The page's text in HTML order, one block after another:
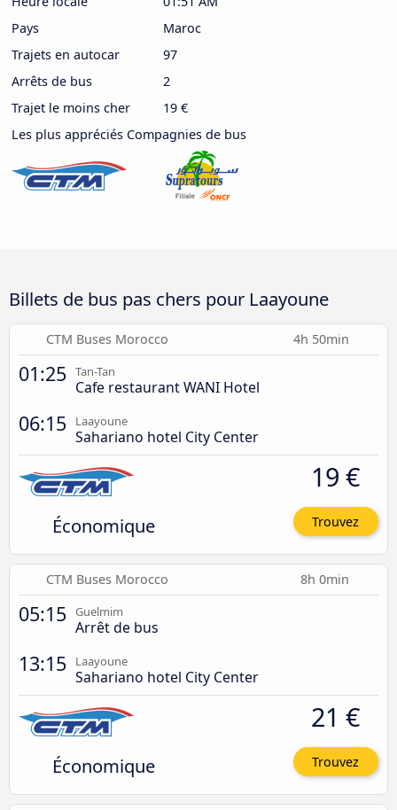
Pays
Maroc
Trajets en autocar
97
Arrêts de bus
2
Trajet le moins cher
19 €
Les plus appréciés Compagnies de bus
Billets de bus pas chers pour Laayoune
CTM Buses Morocco 4h 50min
01:25 Tan-Tan
Cafe restaurant WANI Hotel
06:15 Laayoune
Sahariano hotel City Center
Économique
19 €
Trouvez
CTM Buses Morocco 8h 0min
05:15 Guelmim
Arrêt de bus
13:15 Laayoune
Sahariano hotel City Center
Économique
21 €
Trouvez